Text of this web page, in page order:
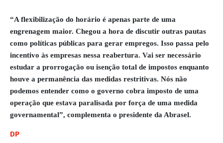
“A flexibilização do horário é apenas parte de uma
engrenagem maior. Chegou a hora de discutir outras pautas
como políticas públicas para gerar empregos. Isso passa pelo
incentivo às empresas nessa reabertura. Vai ser necessário
estudar a prorrogação ou isenção total de impostos enquanto
houve a permanência das medidas restritivas. Nós não
podemos entender como o governo cobra imposto de uma
operação que estava paralisada por força de uma medida
governamental”, complementa o presidente da Abrasel.
DP